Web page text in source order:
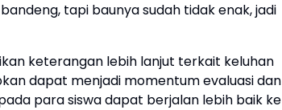
tapi baunya sudah tidak enak, jadi
keterangan lebih lanjut terkait keluhan
dapat menjadi momentum evaluasi dan
para siswa dapat berjalan lebih baik ke